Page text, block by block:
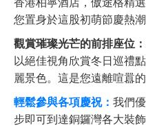
香港柏寧酒店，傲途格精
您置身於這股初萌節慶熱潮
觀賞璀璨光芒的前排座位：
以絕佳視角欣賞冬日巡禮
麗景色。這是您遠離喧囂的
輕鬆參與各項慶祝： 我們
步即可到達銅鑼灣各大裝